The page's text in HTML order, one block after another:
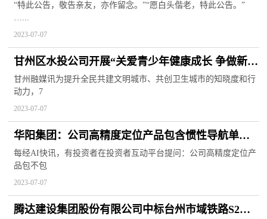
“特此公告，敬告亲友，亦作留念。”“愿白头偕老，特此公告。”
…...
2023-07-07
甘州区水投公司开展“关爱青少年健康成长 争做新时
代好少年”知识宣传活动
甘州融媒讯为提升全民共建文明城市、共创卫生城市的知晓度和行
动力，7
2023-07-07
华阳集团：公司高精度定位产品包含惯性导航单元
目前已获得定点项目 计划年内量产
每经AI快讯，有投资者在投资者互动平台提问：公司高精度定位产
品包不包
2023-07-07
腾达建设集团股份有限公司中标台州市域铁路S2线